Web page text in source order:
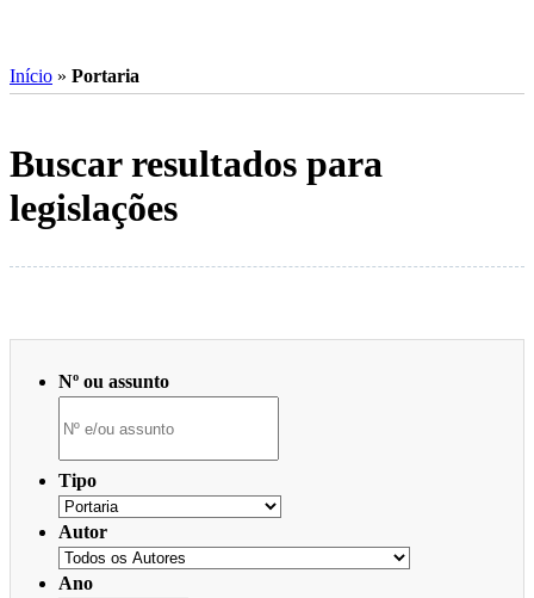
Início » Portaria
Buscar resultados para
legislações
Nº ou assunto
Tipo
Autor
Ano